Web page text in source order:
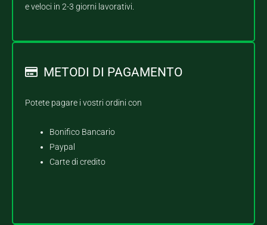
e veloci in 2-3 giorni lavorativi.
METODI DI PAGAMENTO
Potete pagare i vostri ordini con
Bonifico Bancario
Paypal
Carte di credito